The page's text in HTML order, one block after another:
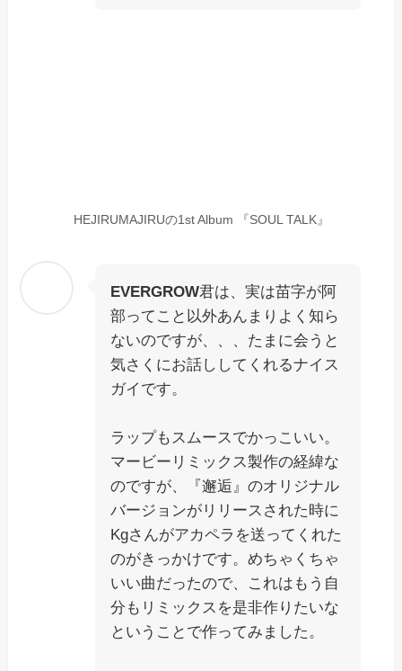
HEJIRUMAJIRUの1st Album 『SOUL TALK』
EVERGROW君は、実は苗字が阿
部ってこと以外あんまりよく知ら
ないのですが、、、たまに会うと
気さくにお話ししてくれるナイス
ガイです。
ラップもスムースでかっこいい。
マービーリミックス製作の経緯な
のですが、『邂逅』のオリジナル
バージョンがリリースされた時に
Kgさんがアカペラを送ってくれた
のがきっかけです。めちゃくちゃ
いい曲だったので、これはもう自
分もリミックスを是非作りたいな
ということで作ってみました。